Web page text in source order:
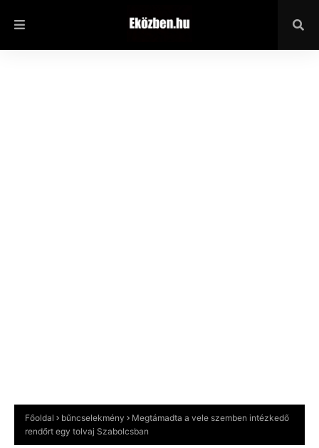
Főoldal bűncselekmény
Megtámadta a vele szemben intézkedő
rendőrt egy tolvaj Szabolcsban